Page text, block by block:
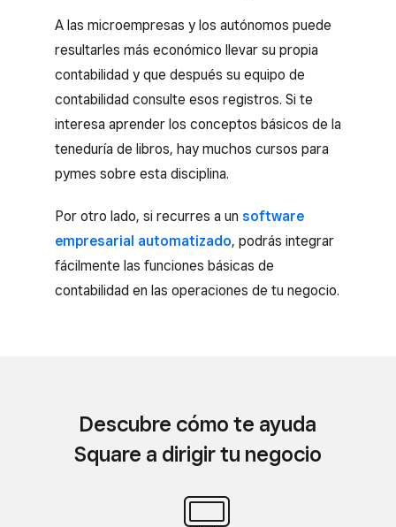
A las microempresas y los autónomos puede
resultarles más económico llevar su propia
contabilidad y que después su equipo de
contabilidad consulte esos registros. Si te
interesa aprender los conceptos básicos de la
teneduría de libros, hay muchos cursos para
pymes sobre esta disciplina.
Por otro lado, si recurres a un software
empresarial automatizado, podrás integrar
fácilmente las funciones básicas de
contabilidad en las operaciones de tu negocio.
Descubre cómo te ayuda
Square a dirigir tu negocio